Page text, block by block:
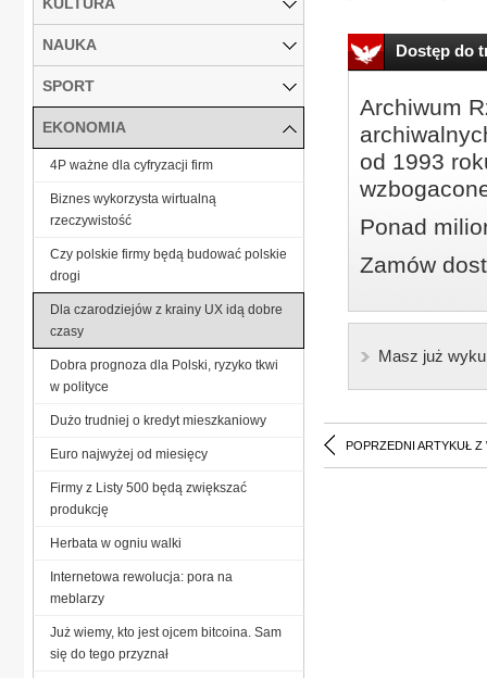
Dostęp do
Archiwum
od 1993
Ponad
Zamów
Masz już
POPRZEDNI ARTYKUŁ Z
NAUKA
SPORT
EKONOMIA
4P ważne dla cyfryzacji firm
Biznes wykorzysta wirtualną
rzeczywistość
Czy polskie firmy będą budować polskie
drogi
Dla czarodziejów z krainy UX idą dobre
czasy
Dobra prognoza dla Polski, ryzyko tkwi
w polityce
Dużo trudniej o kredyt mieszkaniowy
Euro najwyżej od miesięcy
Firmy z Listy 500 będą zwiększać
produkcję
Herbata w ogniu walki
Internetowa rewolucja: pora na
meblarzy
Już wiemy, kto jest ojcem bitcoina. Sam
się do tego przyznał